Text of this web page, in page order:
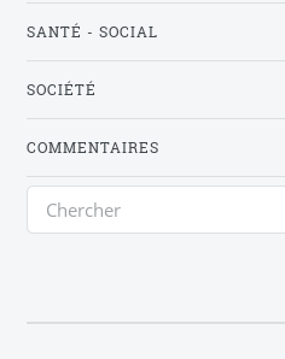
SANTÉ - SOCIAL
SOCIÉTÉ
COMMENTAIRES